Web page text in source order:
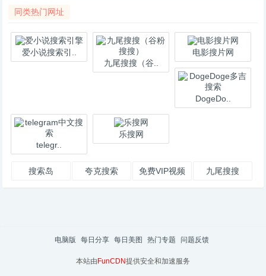
同类热门网址
爱小说搜索引..
九尾搜搜（谷..
电影搜片网
DogeDo..
telegr..
乐搜网
搜索岛 夸克搜索 免费VIP视频 九尾搜搜
电脑版 每日分享 每日美图 热门专题 问题反馈
本站由 FunCDN提供安全和加速服务